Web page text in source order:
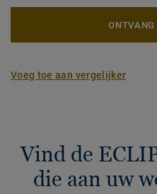
ONTVANG
Voeg toe aan vergelijker
Vind de
die aan uw